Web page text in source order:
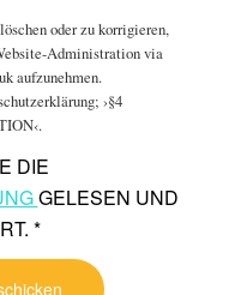
oder zu korrigieren,
Administration via
aufzunehmen.
›§4
DIE
GELESEN UND
*